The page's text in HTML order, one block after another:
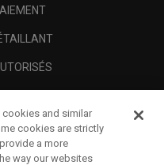
cookies and similar
cookies are strictly
a more
way our websites